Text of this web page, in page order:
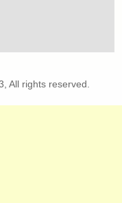
All rights reserved.